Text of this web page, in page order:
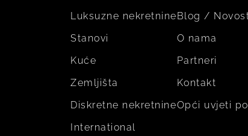
Luksuzne nekretnine
Stanovi
Kuće
Zemljišta
Diskretne nekretnine
International
Blog /
O nama
Partneri
Kontakt
Opći uvjeti